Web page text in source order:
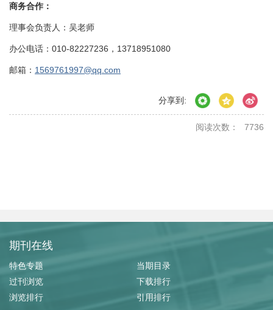
商务合作：
理事会负责人：吴老师
办公电话：010-82227236，13718951080
邮箱： 1569761997@qq.com
分享到:
阅读次数： 7736
期刊在线
特色专题
当期目录
过刊浏览
下载排行
浏览排行
引用排行